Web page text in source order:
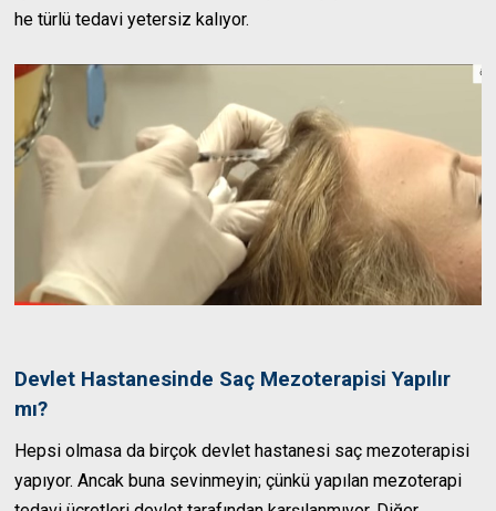
he türlü tedavi yetersiz kalıyor.
Devlet Hastanesinde Saç Mezoterapisi Yapılır
mı?
Hepsi olmasa da birçok devlet hastanesi saç mezoterapisi
yapıyor. Ancak buna sevinmeyin; çünkü yapılan mezoterapi